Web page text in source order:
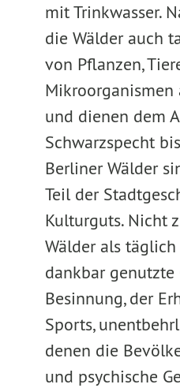
mit Trinkwasser.
die Wälder auch
von Pflanzen,
Mikroorganismen
und dienen dem
Schwarzspecht
Berliner Wälder
Teil der
Kulturguts. Nicht
Wälder als
dankbar genutzte
Besinnung, der
Sports,
denen die
und psychische